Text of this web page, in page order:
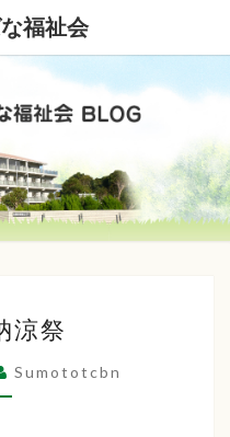
福祉会
涼祭
Sumototcbn